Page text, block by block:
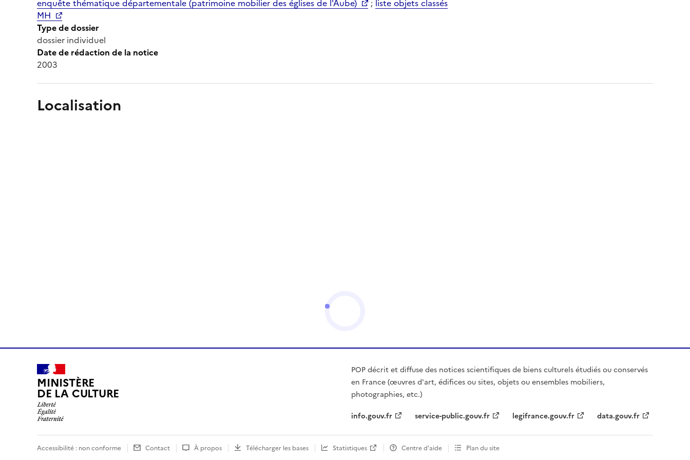
enquête thématique départementale (patrimoine mobilier des églises de l'Aube) ; liste objets classés
MH
Type de dossier
dossier individuel
Date de rédaction de la notice
2003
Localisation
MINISTÈRE
DE LA CULTURE
POP décrit et diffuse des notices scientifiques de biens culturels étudiés ou conservés
en France (œuvres d'art, édifices ou sites, objets ou ensembles mobiliers,
photographies, etc.)
info.gouv.fr
service-public.gouv.fr legifrance.gouv.fr data.gouv.fr
Accessibilité : non conforme Contact À propos Télécharger les bases Statistiques Centre d’aide Plan du site